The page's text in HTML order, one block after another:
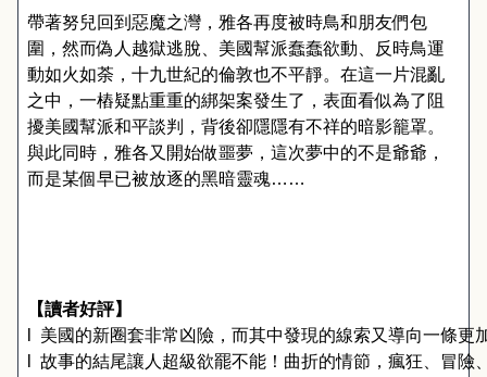
帶著努兒回到惡魔之灣，雅各再度被時鳥和朋友們包
圍，然而偽人越獄逃脫、美國幫派蠢蠢欲動、反時鳥運
動如火如荼，十九世紀的倫敦也不平靜。在這一片混亂
之中，一樁疑點重重的綁架案發生了，表面看似為了阻
擾美國幫派和平談判，背後卻隱隱有不祥的暗影籠罩。
與此同時，雅各又開始做噩夢，這次夢中的不是爺爺，
而是某個早已被放逐的黑暗靈魂……
【讀者好評】
美國的新圈套非常凶險，而其中發現的線索又導向一條更
故事的結尾讓人超級欲罷不能！曲折的情節，瘋狂、冒險